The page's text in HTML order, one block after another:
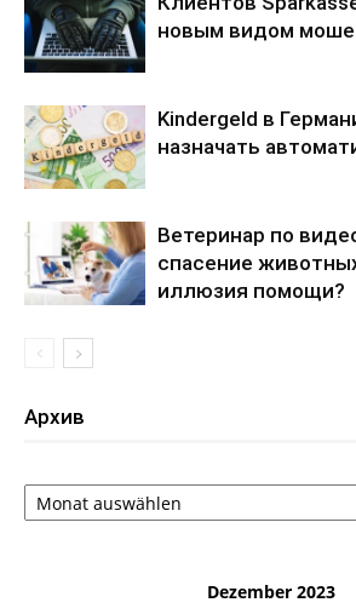
новым видом
Kindergeld в
назначать
Ветеринар по
спасение
иллюзия помощи?
Архив
Архив
Dezember 2023